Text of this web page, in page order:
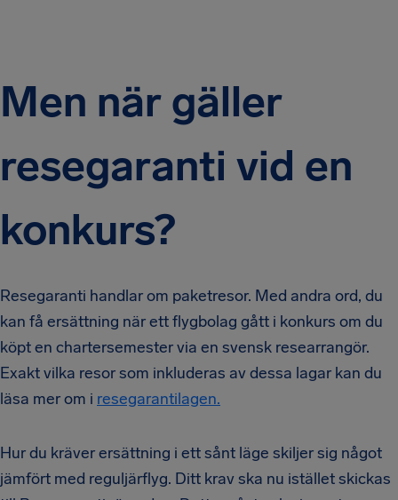
Men när gäller
resegaranti vid en
konkurs?
Resegaranti handlar om paketresor. Med andra ord, du
kan få ersättning när ett flygbolag gått i konkurs om du
köpt en chartersemester via en svensk researrangör.
Exakt vilka resor som inkluderas av dessa lagar kan du
läsa mer om i resegarantilagen.
Hur du kräver ersättning i ett sånt läge skiljer sig något
jämfört med reguljärflyg. Ditt krav ska nu istället skickas